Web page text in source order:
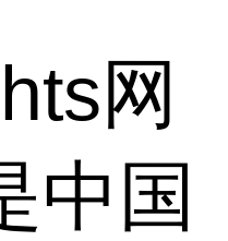
网
中国